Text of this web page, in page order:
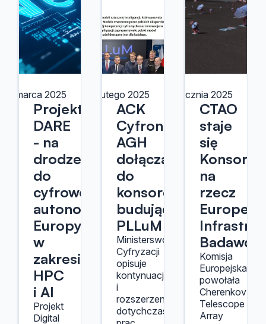
7 marca 2025
Projekt
DARE
- na
drodze
do
cyfrowej
autonomii
Europy
w
zakresie
HPC
i AI
Projekt
Digital
24 lutego 2025
ACK
Cyfronet
AGH
dołącza
do
konsorcjum
budującego
PLLuM
Ministerswo
Cyfryzacji
opisuje
kontynuację
i
rozszerzenie
dotychczasowych
13 stycznia 2025
CTAO
staje
się
na
rzecz
Komisja
Europejska
powołała
Cherenkov
Telescope
Array